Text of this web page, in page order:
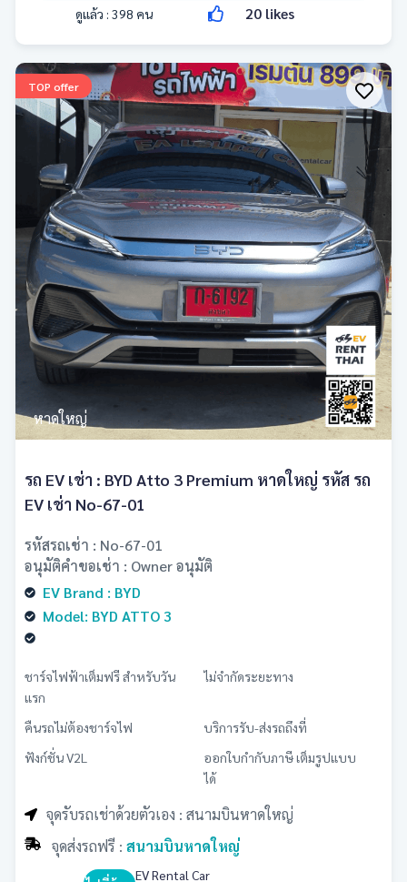
ดูแล้ว : 398 คน 20 likes
TOP offer
หาดใหญ่
รถ EV เช่า : BYD Atto 3 Premium หาดใหญ่ รหัส รถ
EV เช่า No-67-01
รหัสรถเช่า : No-67-01
อนุมัติคำขอเช่า : Owner อนุมัติ
EV Brand : BYD
Model: BYD ATTO 3
ชาร์จไฟฟ้าเต็มฟรี สำหรับวัน
แรก
ไม่จำกัดระยะทาง
คืนรถไม่ต้องชาร์จไฟ
บริการรับ-ส่งรถถึงที่
ฟังก์ชั่น V2L
ออกใบกำกับภาษี เต็มรูปแบบ
ได้
จุดรับรถเช่าด้วยตัวเอง : สนามบินหาดใหญ่
จุดส่งรถฟรี : สนามบินหาดใหญ่
EV Rental Car